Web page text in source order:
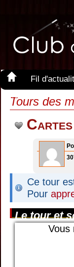
Fil
Membres
Tours des
Cartes
Ce tour
Pour
Le tour et
Vous